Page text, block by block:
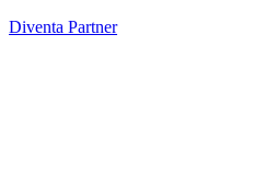
Diventa Partner